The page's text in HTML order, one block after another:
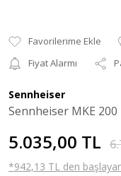
Fiyat Alarmı
Sennheiser
Sennheiser MKE
5.035,00 TL
*942,13 TL den